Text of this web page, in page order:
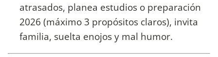
atrasados, planea estudios o preparación
2026 (máximo 3 propósitos claros), invita
familia, suelta enojos y mal humor.